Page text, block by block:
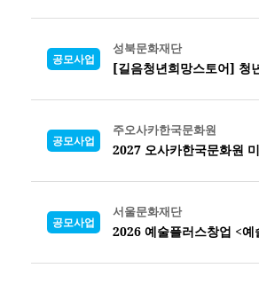
공모사업
성북문화재단
[길음청년희망스토어] 청
공모사업
주오사카한국문화원
2027 오사카한국문화원
공모사업
서울문화재단
2026 예술플러스창업 <예